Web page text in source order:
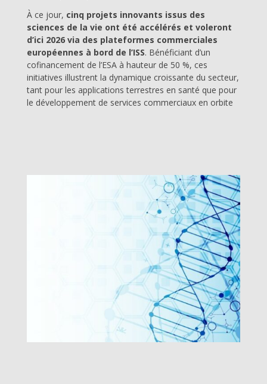
À ce jour, cinq projets innovants issus des
sciences de la vie ont été accélérés et voleront
d’ici 2026 via des plateformes commerciales
européennes à bord de l’ISS. Bénéficiant d’un
cofinancement de l’ESA à hauteur de 50 %, ces
initiatives illustrent la dynamique croissante du secteur,
tant pour les applications terrestres en santé que pour
le développement de services commerciaux en orbite